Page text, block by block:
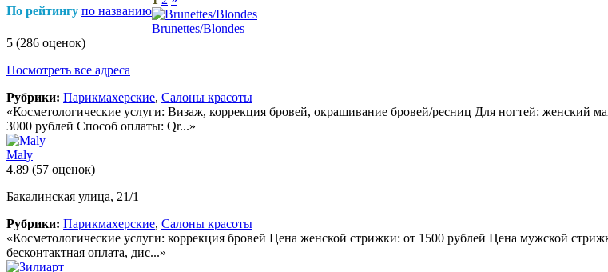
По рейтингу по названию
Brunettes/Blondes
5 (286 оценок)
Посмотреть все адреса
Рубрики: Парикмахерские, Салоны красоты
«Косметологические услуги: Визаж, коррекция бровей, окрашивание бровей/ресниц Для ногтей:
3000 рублей Способ оплаты: Qr...»
Maly
4.89 (57 оценок)
Бакалинская улица, 21/1
Рубрики: Парикмахерские, Салоны красоты
«Косметологические услуги: коррекция бровей Цена женской стрижки: от 1500 рублей Цена мужской
бесконтактная оплата, дис...»